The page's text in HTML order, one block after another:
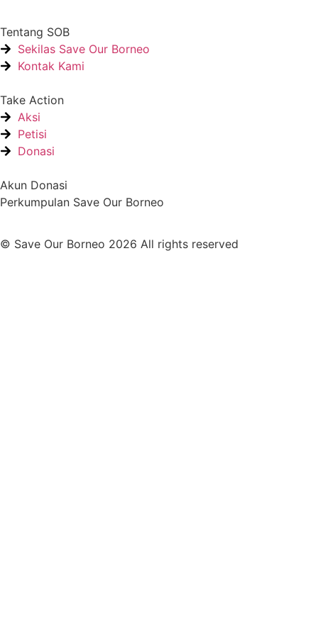
Tentang SOB
Sekilas Save Our Borneo
Kontak Kami
Take Action
Aksi
Petisi
Donasi
Akun Donasi
Perkumpulan Save Our Borneo
© Save Our Borneo 2026 All rights reserved